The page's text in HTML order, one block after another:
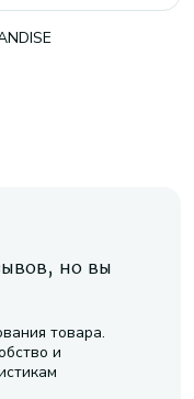
но вы
товара.
и